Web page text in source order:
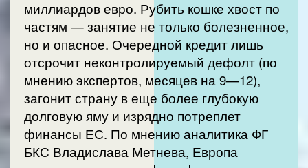
миллиардов евро. Рубить кошке хвост по
частям — занятие не только болезненное,
но и опасное. Очередной кредит лишь
отсрочит неконтролируемый дефолт (по
мнению экспертов, месяцев на 9—12),
загонит страну в еще более глубокую
долговую яму и изрядно потреплет
финансы ЕС. По мнению аналитика ФГ
БКС Владислава Метнева, Европа